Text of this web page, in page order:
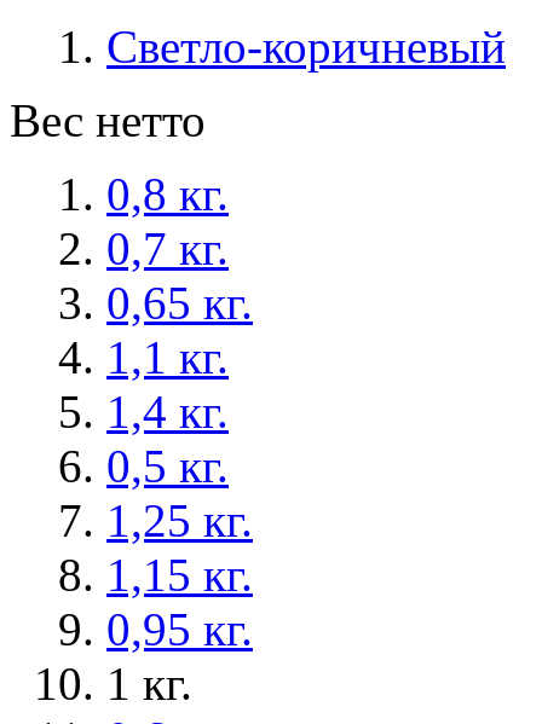
Светло-коричневый
Вес нетто
0,8 кг.
0,7 кг.
0,65 кг.
1,1 кг.
1,4 кг.
0,5 кг.
1,25 кг.
1,15 кг.
0,95 кг.
1 кг.